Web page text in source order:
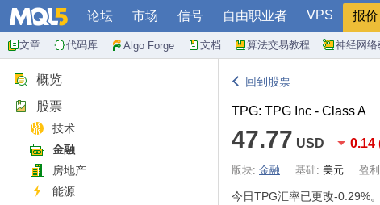
论坛 市场 信号 自由职业者 VPS 报价
文章 代码库 Algo Forge 文档 算法交易教程 神经网络
概览
股票
技术
金融
房地产
能源
回到股票
TPG: TPG Inc - Class A
47.77 USD 0.14
版块: 金融 基础: 美元 盈
今日TPG汇率已更改-0.29%